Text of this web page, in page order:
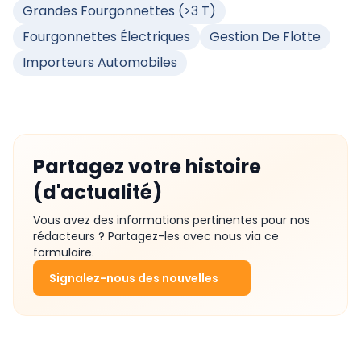
Grandes Fourgonnettes (>3 T)
Fourgonnettes Électriques
Gestion De Flotte
Importeurs Automobiles
Partagez votre histoire
(d'actualité)
Vous avez des informations pertinentes pour nos
rédacteurs ? Partagez-les avec nous via ce
formulaire.
Signalez-nous des nouvelles